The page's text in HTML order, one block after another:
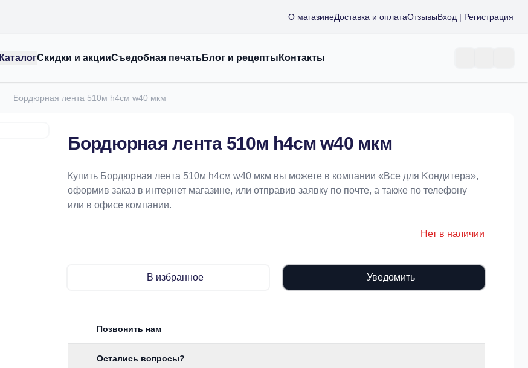
О магазинеДоставка и оплатаОтзывыВход | Регистрация
КаталогСкидки и акцииСъедобная печатьБлог и рецепты Контакты
Бордюрная лента 510м h4см w40 мкм
Бордюрная лента 510м h4см w40 мкм
Купить Бордюрная лента 510м h4см w40 мкм вы можете в компании «Bce для Koндитeрa»,
оформив заказ в интернет магазине, или отправив заявку по почте, а также по телефону
или в офисе компании.
Нет в наличии
В избранное Уведомить
Позвонить нам
Остались вопросы?